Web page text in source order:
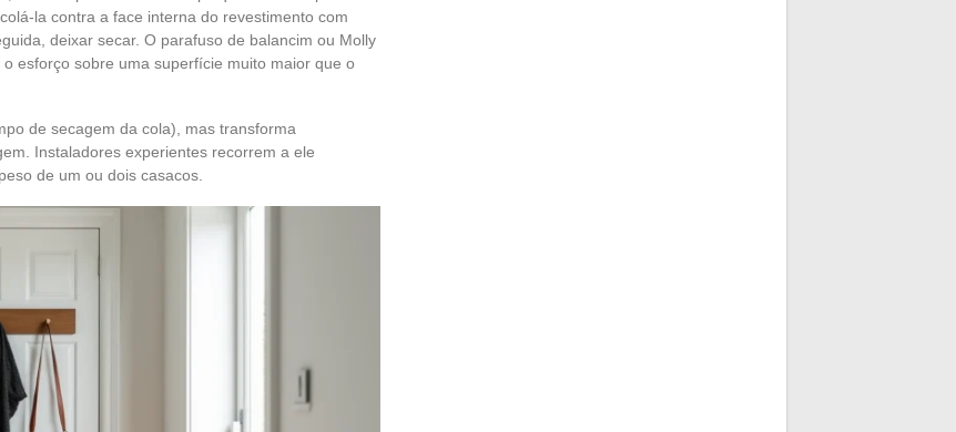
la contra a face interna do revestimento com
deixar secar. O parafuso de balancim ou Molly
esforço sobre uma superfície muito maior que o
de secagem da cola), mas transforma
Instaladores experientes recorrem a ele
de um ou dois casacos.